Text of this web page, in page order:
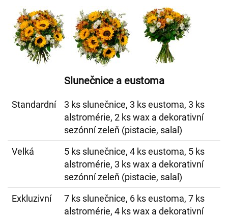
Slunečnice a eustoma
Standardní
3 ks slunečnice, 3 ks eustoma, 3 ks
alstromérie, 2 ks wax a dekorativní
sezónní zeleň (pistacie, salal)
Velká
5 ks slunečnice, 4 ks eustoma, 5 ks
alstromérie, 3 ks wax a dekorativní
sezónní zeleň (pistacie, salal)
Exkluzivní
7 ks slunečnice, 6 ks eustoma, 7 ks
alstromérie, 4 ks wax a dekorativní